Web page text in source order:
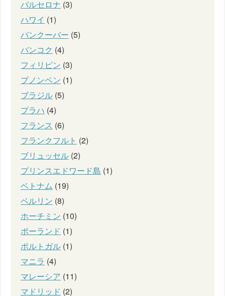
バルセロナ (3)
ハワイ (1)
バンクーバー (5)
バンコク (4)
フィリピン (3)
プノンペン (1)
ブラジル (5)
プラハ (4)
フランス (6)
フランクフルト (2)
ブリュッセル (2)
プリンスエドワード島 (1)
ベトナム (19)
ベルリン (8)
ホーチミン (10)
ポーランド (1)
ポルトガル (1)
マニラ (4)
マレーシア (11)
マドリッド (2)